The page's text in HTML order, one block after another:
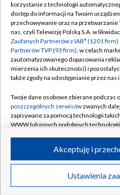
Abonament TVP
Emisja w TVP
Centrum informacji TVP
Naziemna Telewizja Cyfrowa
Rada Programowa
System NOS
Informacje o nadawcy
Program dla prasy
Ogłoszenie przetargowe
Polityka
Moje
©2026 Telewizja
korzystanie z technologii
dostęp do informacji na Twoim
przechowywanie oraz na przetwarzanie
nas, czyli Telewizję Polską S.A. w
Zaufanych Partnerów z IAB* (1201 firm)
Partnerów TVP (93 firm), w celach
zautomatyzowanego dopasowania
mierzenia ich skuteczności) i
także zgody na udostępnianie przez nas
Twoje dane osobowe zbierane podczas
poszczególnych serwisówzwanych
zapisywane za pomocą technologii
WWW lub innych podobnych
ruchu w Internecie.
Twoje dane osobowe zbierane podczas
poszczególnych serwisówna Portalu,
Ustawienia
Akceptuję i